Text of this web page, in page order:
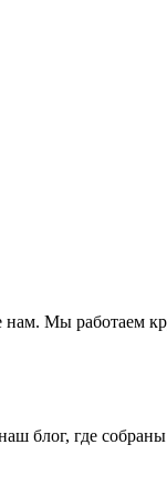
Мы работаем
блог, где